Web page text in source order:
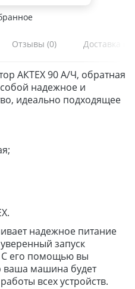
Отзывы (0) Доставка и
АКТЕХ 90 А/Ч, обратная
надежное и
идеально подходящее
надежное питание
запуск
С его помощью вы
ваша машина будет
всех устройств.